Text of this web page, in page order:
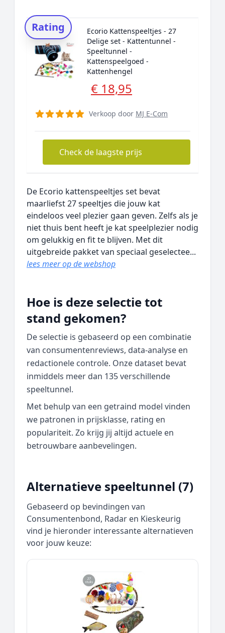
Rating
Ecorio Kattenspeeltjes - 27
Delige set - Kattentunnel -
Speeltunnel -
Kattenspeelgoed -
Kattenhengel
€ 18,95
Verkoop door MJ E-Com
Check de laagste prijs
De Ecorio kattenspeeltjes set bevat
maarliefst 27 speeltjes die jouw kat
eindeloos veel plezier gaan geven. Zelfs als je
niet thuis bent heeft je kat speelplezier nodig
om gelukkig en fit te blijven. Met dit
uitgebreide pakket van speciaal geselectee...
lees meer op de webshop
Hoe is deze selectie tot
stand gekomen?
De selectie is gebaseerd op een combinatie
van consumentenreviews, data‑analyse en
redactionele controle. Onze dataset bevat
inmiddels meer dan 135 verschillende
speeltunnel.
Met behulp van een getraind model vinden
we patronen in prijsklasse, rating en
populariteit. Zo krijg jij altijd actuele en
betrouwbare aanbevelingen.
Alternatieve speeltunnel (7)
Gebaseerd op bevindingen van
Consumentenbond, Radar en Kieskeurig
vind je hieronder interessante alternatieven
voor jouw keuze: